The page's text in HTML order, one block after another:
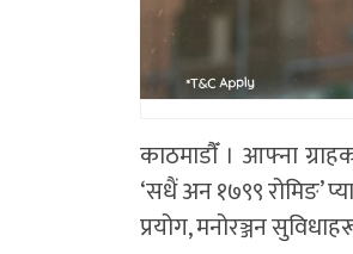
काठमाडाैँ । आफ्ना
‘सधैं अन १७९९ रोमिङ’
प्रयोग, मनोरञ्जन